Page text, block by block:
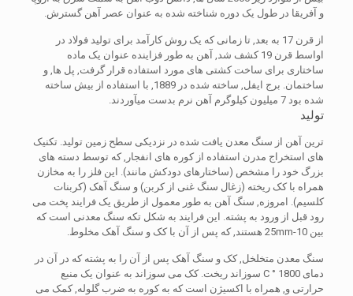
و آفریقا در طول یک دوره شناخته شده به عنوان عصر آهن گسترش.
از قرن 17 به بعد, تا زمانی که یک روش کارآمد برای تولید فولاد در
اواسط قرن 19 کشف شد, آهن به طور فزاینده عنوان یک ماده
ساختاری برای ساخت کشتی های مورد استفاده قرار گرفت, پل ها, و
ساختمان. برج ایفل, ساخته شده در 1889, با استفاده از بیش ساخته
شده بود 7 میلیون کیلوگرم آهن نرم بدست میآوردند.
تولید
ترین آهن از سنگ معدن یافت شده در نزدیکی سطح زمین تولید. تکنیک
های استخراج مدرن استفاده از کوره های انفجار, که توسط دسته های
بزرگ خود را مشخص (ساختارهای دودکش مانند). این فلز را به مخازن
همراه با کک ریخته (زغال سنگ غنی از کربن) و سنگ آهک (کربنات
کلسیم). امروزه, سنگ آهن به طور معمول از طریق یک فرایند پخت می
رود قبل از ورود به پشته. این فرایند به شکل تکه سنگ معدنی است که
بین 10-25mm هستند, که پس از آن با کک و سنگ آهک مخلوط.
سنگ معدن متخلخل, کک و سنگ آهک پس از آن را به پشته که در آن در
دمای 1800 ° C سوزاند ریخت. کک می سوزاند به عنوان یک منبع
حرارتی و, همراه با اکسیژن است که به کوره به ضرب گلوله, کمک می